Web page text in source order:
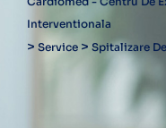
Interventionala
> Service > Spitalizare